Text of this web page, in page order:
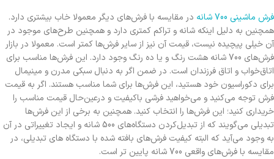
فرش ماشینی 700 شانه
در مقایسه با فرش‌های دیگر معمولا خاب بیشتری دارد.
همچنین به دلیل اینکه شانه و تراکم کمتری دارد و همچنین طرح‌های موجود در
آن خیلی پیچیده نیست، قیمت آن نیز از سایر فرش‌ها کمتر است. معمولا در بازار
فرش‌های 700 شانه هشت رنگ و یا ده رنگ وجود دارد. این فرش‌ها مناسب برای
اتاق‌خواب و اتاق فرزندان است. در ضمن اگر به دنبال سبکی مدرن و مینیمال
برای دکوراسیون خود هستید، این فرش‌ها برای شما مناسب هستند. اگر به قیمت
فرش توجه می‌کنید و می‌خواهید فرشی باکیفیت و درعین‌حال قیمت مناسب را
خریداری کنید؛ این فرش‌ها را انتخاب کنید. همچنین به برخی از این فرش‌ها
تبدیلی می‌گویند که از تبدیل‌کردن دستگاه‌های 500 شانه و ایجاد تغییراتی در آن
به وجود می‌آید که البته کیفیت فرش‌های بافته شده با دستگاه های تبدیلی، در
مقایسه با فرش‌های واقعی 700 شانه پایین تر است.